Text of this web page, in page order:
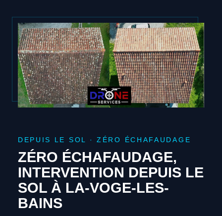
DEPUIS LE SOL · ZÉRO ÉCHAFAUDAGE
ZÉRO ÉCHAFAUDAGE,
INTERVENTION DEPUIS LE
SOL À LA-VOGE-LES-
BAINS